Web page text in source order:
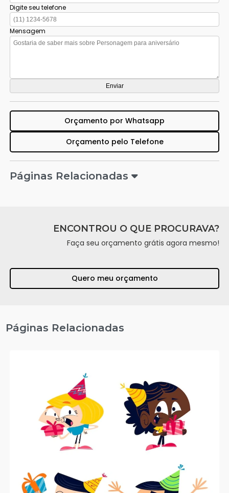
Digite seu telefone
Mensagem
Orçamento por Whatsapp
Orçamento pelo Telefone
Páginas Relacionadas
ENCONTROU O QUE PROCURAVA?
Faça seu orçamento grátis agora mesmo!
Quero meu orçamento
Páginas Relacionadas